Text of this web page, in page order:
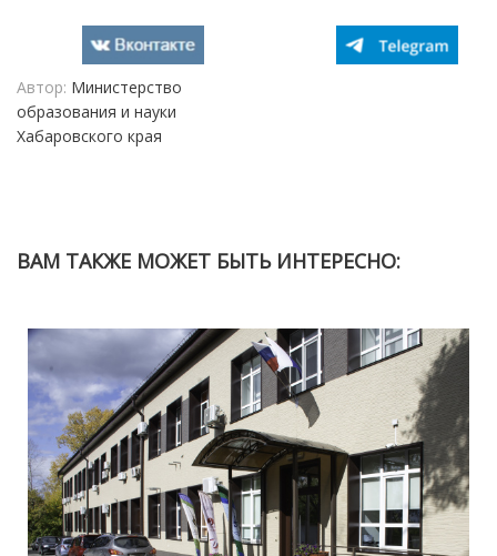
Автор: Министерство
образования и науки
Хабаровского края
ВАМ ТАКЖЕ МОЖЕТ БЫТЬ ИНТЕРЕСНО: